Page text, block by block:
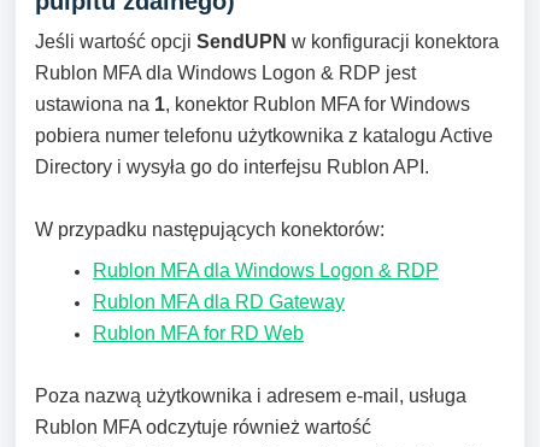
Jeśli wartość opcji SendUPN w konfiguracji konektora
Rublon MFA dla Windows Logon & RDP jest
ustawiona na 1, konektor Rublon MFA for Windows
pobiera numer telefonu użytkownika z katalogu Active
Directory i wysyła go do interfejsu Rublon API.
W przypadku następujących konektorów:
Rublon MFA dla Windows Logon & RDP
Rublon MFA dla RD Gateway
Rublon MFA for RD Web
Poza nazwą użytkownika i adresem e-mail, usługa
Rublon MFA odczytuje również wartość